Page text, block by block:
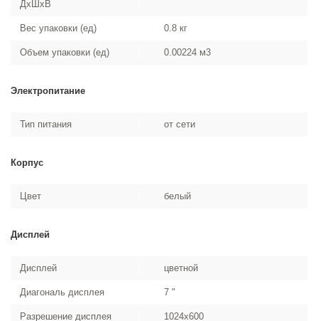
ДхШхВ
Вес упаковки (ед) 0.8 кг
Объем упаковки (ед) 0.00224 м3
Электропитание
Тип питания от сети
Корпус
Цвет белый
Дисплей
Дисплей цветной
Диагональ дисплея 7 "
Разрешение дисплея 1024x600